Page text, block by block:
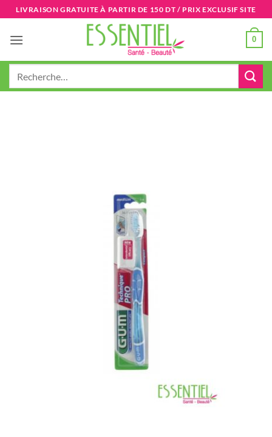
Passer
au
contenu
LIVRAISON GRATUITE À PARTIR DE 150 DT / PRIX EXCLUSIF SITE
0